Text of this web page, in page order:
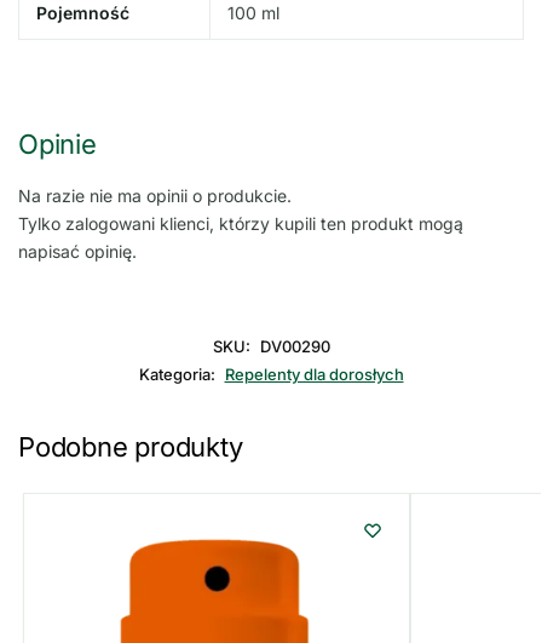
Pojemność 100 ml
Opinie
Na razie nie ma opinii o produkcie.
Tylko zalogowani klienci, którzy kupili ten produkt mogą
napisać opinię.
SKU:
DV00290
Kategoria:
Repelenty dla dorosłych
Podobne produkty